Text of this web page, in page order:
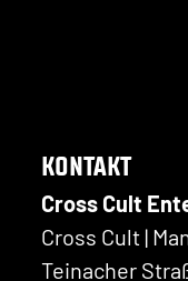
KONTAKT
Cross Cult
Cross Cult |
Teinacher